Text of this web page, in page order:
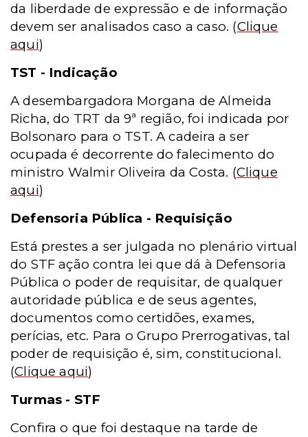
da liberdade de expressão e de informação
devem ser analisados caso a caso. (Clique
aqui)
TST - Indicação
A desembargadora Morgana de Almeida
Richa, do TRT da 9ª região, foi indicada por
Bolsonaro para o TST. A cadeira a ser
ocupada é decorrente do falecimento do
ministro Walmir Oliveira da Costa. (Clique
aqui)
Defensoria Pública - Requisição
Está prestes a ser julgada no plenário virtual
do STF ação contra lei que dá à Defensoria
Pública o poder de requisitar, de qualquer
autoridade pública e de seus agentes,
documentos como certidões, exames,
perícias, etc. Para o Grupo Prerrogativas, tal
poder de requisição é, sim, constitucional.
(Clique aqui)
Turmas - STF
Confira o que foi destaque na tarde de